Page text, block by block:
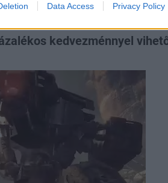
Data Access Privacy Policy
kedvezménnyel